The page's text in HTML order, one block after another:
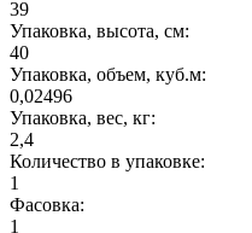
39
Упаковка, высота, см:
40
Упаковка, объем, куб.м:
0,02496
Упаковка, вес, кг:
2,4
Количество в упаковке:
1
Фасовка:
1